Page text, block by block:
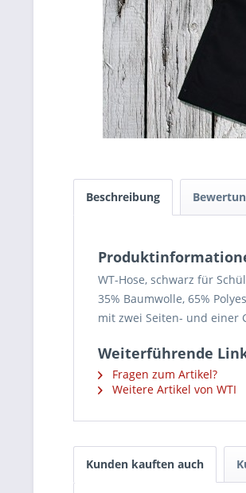
Beschreibung
WT-Hose, schwarz für
35% Baumwolle, 65%
mit zwei Seiten- und einer
Weiterführende
Fragen zum Artikel?
Weitere Artikel von WTI
Kunden kauften auch